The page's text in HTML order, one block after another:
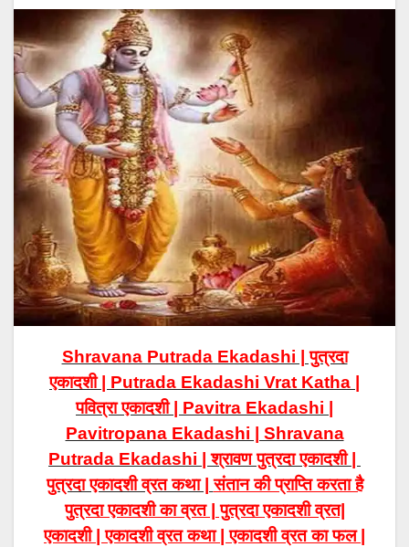
Shravana Putrada Ekadashi | पुत्रदा
एकादशी | Putrada Ekadashi Vrat Katha |
पवित्रा एकादशी | Pavitra Ekadashi |
Pavitropana Ekadashi | Shravana
Putrada Ekadashi | श्रावण पुत्रदा एकादशी |
पुत्रदा एकादशी व्रत कथा |संतान की प्राप्ति करता है
पुत्रदा एकादशी का व्रत | पुत्रदाएकादशी व्रत|
एकादशी | एकादशी व्रत कथा | एकादशी व्रत का फल |